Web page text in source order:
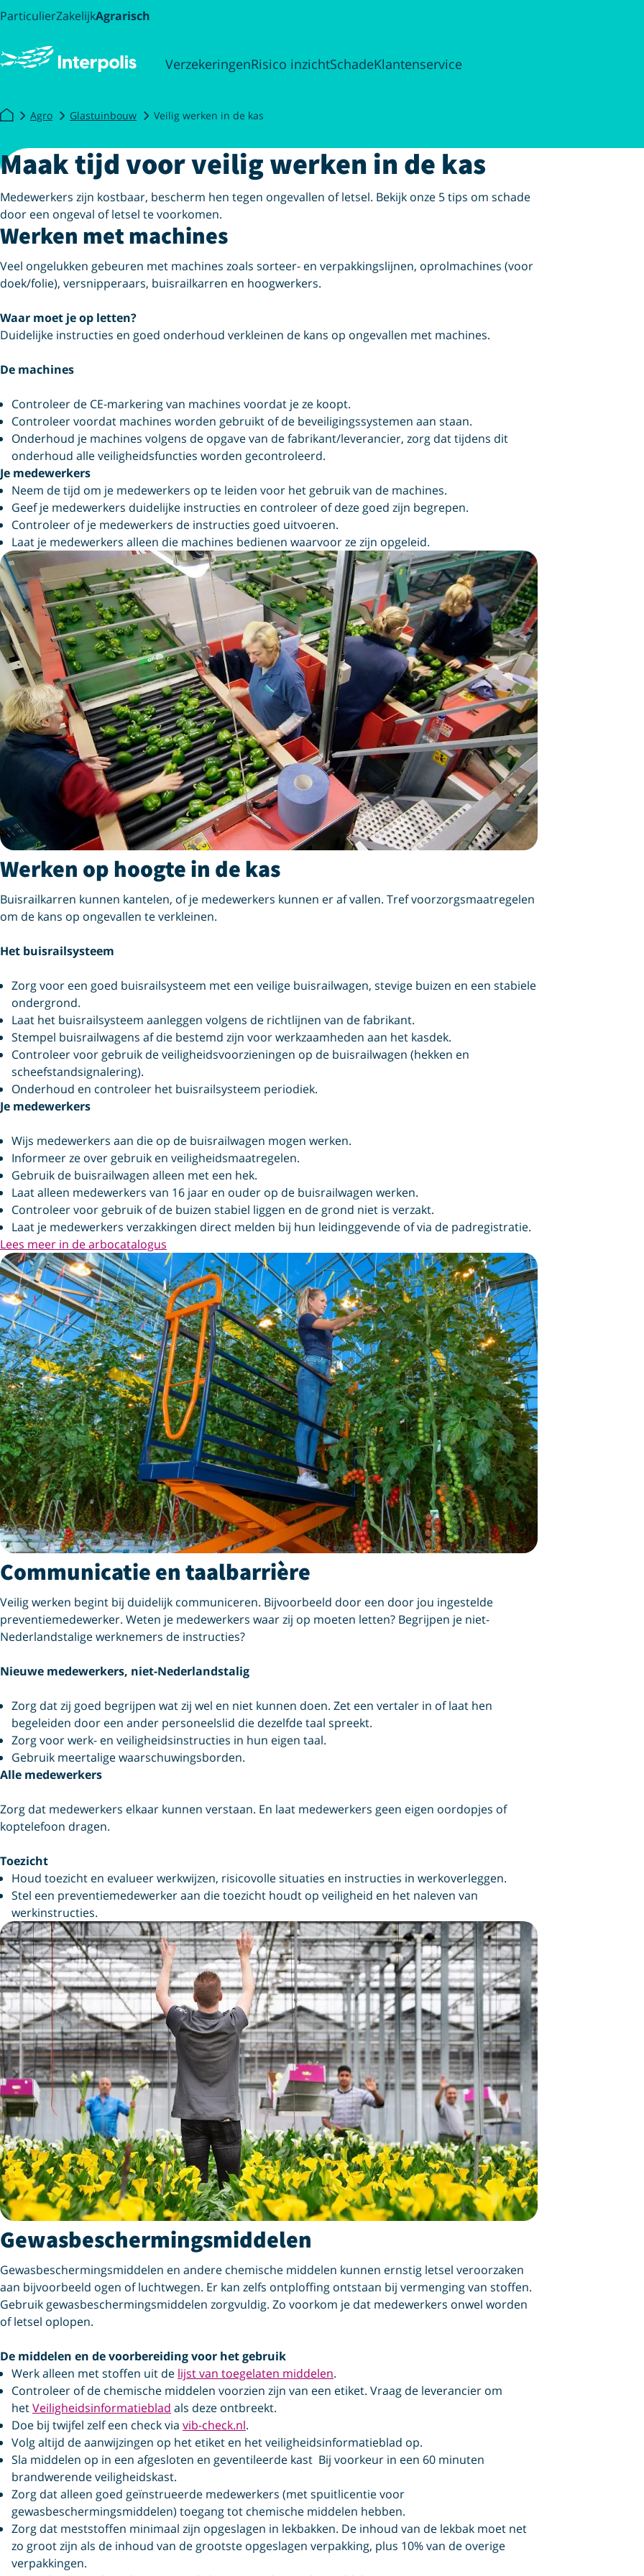
ParticulierZakelijkAgrarisch
VerzekeringenRisico inzichtSchadeKlantenservice
Agro Glastuinbouw Veilig werken in de kas
Maak tijd voor veilig werken in de kas
Medewerkers zijn kostbaar, bescherm hen tegen ongevallen of letsel. Bekijk onze 5 tips om schade
door een ongeval of letsel te voorkomen.
Werken met machines
Veel ongelukken gebeuren met machines zoals sorteer- en verpakkingslijnen, oprolmachines (voor
doek/folie), versnipperaars, buisrailkarren en hoogwerkers.
Waar moet je op letten?
Duidelijke instructies en goed onderhoud verkleinen de kans op ongevallen met machines.
De machines
Controleer de CE-markering van machines voordat je ze koopt.
Controleer voordat machines worden gebruikt of de beveiligingssystemen aan staan.
Onderhoud je machines volgens de opgave van de fabrikant/leverancier, zorg dat tijdens dit
onderhoud alle veiligheidsfuncties worden gecontroleerd.
Je medewerkers
Neem de tijd om je medewerkers op te leiden voor het gebruik van de machines.
Geef je medewerkers duidelijke instructies en controleer of deze goed zijn begrepen.
Controleer of je medewerkers de instructies goed uitvoeren.
Laat je medewerkers alleen die machines bedienen waarvoor ze zijn opgeleid.
Werken op hoogte in de kas
Buisrailkarren kunnen kantelen, of je medewerkers kunnen er af vallen. Tref voorzorgsmaatregelen
om de kans op ongevallen te verkleinen.
Het buisrailsysteem
Zorg voor een goed buisrailsysteem met een veilige buisrailwagen, stevige buizen en een stabiele
ondergrond.
Laat het buisrailsysteem aanleggen volgens de richtlijnen van de fabrikant.
Stempel buisrailwagens af die bestemd zijn voor werkzaamheden aan het kasdek.
Controleer voor gebruik de veiligheidsvoorzieningen op de buisrailwagen (hekken en
scheefstandsignalering).
Onderhoud en controleer het buisrailsysteem periodiek.
Je medewerkers
Wijs medewerkers aan die op de buisrailwagen mogen werken.
Informeer ze over gebruik en veiligheidsmaatregelen.
Gebruik de buisrailwagen alleen met een hek.
Laat alleen medewerkers van 16 jaar en ouder op de buisrailwagen werken.
Controleer voor gebruik of de buizen stabiel liggen en de grond niet is verzakt.
Laat je medewerkers verzakkingen direct melden bij hun leidinggevende of via de padregistratie.
Lees meer in de arbocatalogus
Communicatie en taalbarrière
Veilig werken begint bij duidelijk communiceren. Bijvoorbeeld door een door jou ingestelde
preventiemedewerker. Weten je medewerkers waar zij op moeten letten? Begrijpen je niet-
Nederlandstalige werknemers de instructies?
Nieuwe medewerkers, niet-Nederlandstalig
Zorg dat zij goed begrijpen wat zij wel en niet kunnen doen. Zet een vertaler in of laat hen
begeleiden door een ander personeelslid die dezelfde taal spreekt.
Zorg voor werk- en veiligheidsinstructies in hun eigen taal.
Gebruik meertalige waarschuwingsborden.
Alle medewerkers
Zorg dat medewerkers elkaar kunnen verstaan. En laat medewerkers geen eigen oordopjes of
koptelefoon dragen.
Toezicht
Houd toezicht en evalueer werkwijzen, risicovolle situaties en instructies in werkoverleggen.
Stel een preventiemedewerker aan die toezicht houdt op veiligheid en het naleven van
werkinstructies.
Gewasbeschermingsmiddelen
Gewasbeschermingsmiddelen en andere chemische middelen kunnen ernstig letsel veroorzaken
aan bijvoorbeeld ogen of luchtwegen. Er kan zelfs ontploffing ontstaan bij vermenging van stoffen.
Gebruik gewasbeschermingsmiddelen zorgvuldig. Zo voorkom je dat medewerkers onwel worden
of letsel oplopen.
De middelen en de voorbereiding voor het gebruik
Werk alleen met stoffen uit de lijst van toegelaten middelen.
Controleer of de chemische middelen voorzien zijn van een etiket. Vraag de leverancier om
hetVeiligheidsinformatieblad als deze ontbreekt.
Doe bij twijfel zelf een check via vib-check.nl.
Volg altijd de aanwijzingen op het etiket en het veiligheidsinformatieblad op.
Sla middelen op in een afgesloten en geventileerde kast Bij voorkeur in een 60 minuten
brandwerende veiligheidskast.
Zorg dat alleen goed geïnstrueerde medewerkers (met spuitlicentie voor
gewasbeschermingsmiddelen) toegang tot chemische middelen hebben.
Zorg dat meststoffen minimaal zijn opgeslagen in lekbakken. De inhoud van de lekbak moet net
zo groot zijn als de inhoud van de grootste opgeslagen verpakking, plus 10% van de overige
verpakkingen.